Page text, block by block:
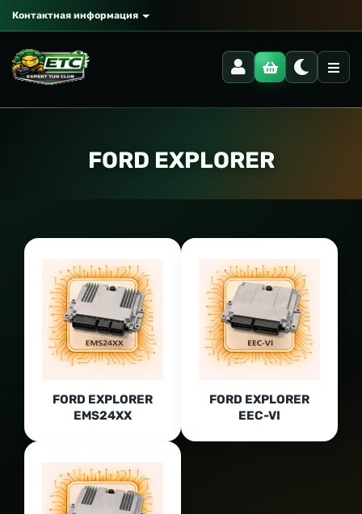
Контактная информация
FORD EXPLORER
FORD EXPLORER
EMS24XX
FORD EXPLORER
EEC-VI